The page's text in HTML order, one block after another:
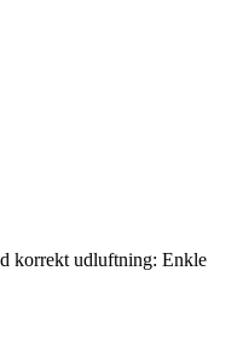
korrekt udluftning: Enkle